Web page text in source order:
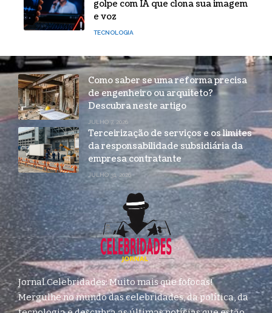
golpe com IA que clona sua imagem
e voz
TECNOLOGIA
Como saber se uma reforma precisa
de engenheiro ou arquiteto?
Descubra neste artigo
JULHO 7, 2026
Terceirização de serviços e os limites
da responsabilidade subsidiária da
empresa contratante
JULHO 31, 2026
Jornal Celebridades: Muito mais que fofocas!
Mergulhe no mundo das celebridades, da política, da